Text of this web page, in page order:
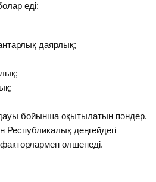
еді:
даярлық;
бойынша оқытылатын пәндер.
деңгейдегі
өлшенеді.